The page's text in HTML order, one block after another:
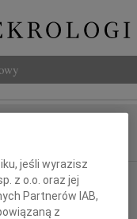
Kula
jeśli wyrazisz
z o.o. oraz jej
Partnerów IAB,
z